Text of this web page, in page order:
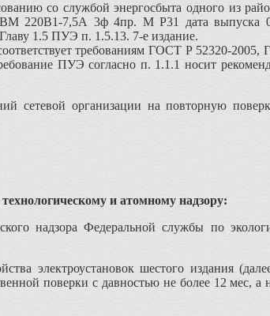
со службой энергосбыта одного из
220В1-7,5А 3ф 4пр. М Р31 дата выпуска
1.5 ПУЭ п. 1.5.13. 7-е издание.
требованиям ГОСТ Р 52320-
ПУЭ согласно п. 1.1.1 носит
сетевой организации на повторную
и атомному надзору:
надзора Федеральной службы по
электроустановок шестого издания
поверки с давностью не более 12 мес, а